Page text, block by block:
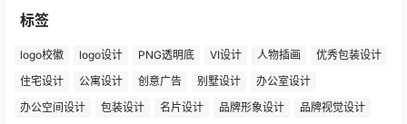
标签
logo校徽 logo设计 PNG透明底 VI设计 人物插画
优秀包装设计
住宅设计
公寓设计 创意广告 别墅设计
办公室设计
办公空间设计
包装设计 名片设计 品牌形象设计
品牌视觉设计